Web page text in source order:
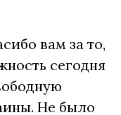
вам за то,
сегодня
Не было